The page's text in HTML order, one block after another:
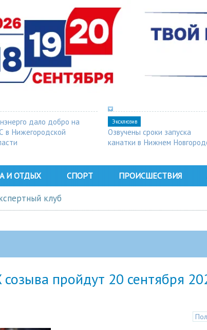
дало добро на
в Нижегородской
Эксклюзив
Озвучены сроки запуска
канатки в Нижнем
И ОТДЫХ СПОРТ ПРОИСШЕСТВИЯ
клуб
пройдут 20 сентября